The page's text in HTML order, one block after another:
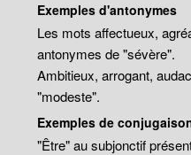
Exemples d'antonymes
Les mots affectueux,
antonymes de "sévère".
Ambitieux, arrogant,
"modeste".
Exemples de
"Être" au subjonctif